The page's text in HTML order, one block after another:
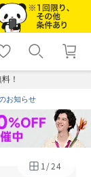
shopping_cart lock_outline
ログイン
！
お知らせ
1/24